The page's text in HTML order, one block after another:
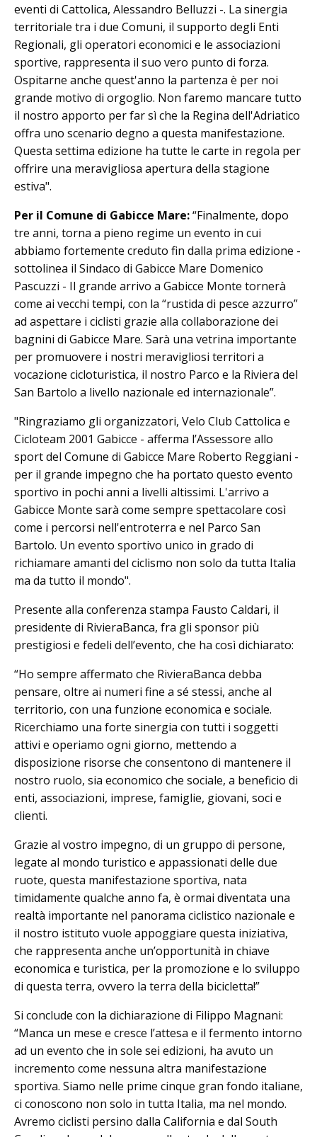
eventi di Cattolica, Alessandro Belluzzi -. La sinergia
territoriale tra i due Comuni, il supporto degli Enti
Regionali, gli operatori economici e le associazioni
sportive, rappresenta il suo vero punto di forza.
Ospitarne anche quest'anno la partenza è per noi
grande motivo di orgoglio. Non faremo mancare tutto
il nostro apporto per far sì che la Regina dell'Adriatico
offra uno scenario degno a questa manifestazione.
Questa settima edizione ha tutte le carte in regola per
offrire una meravigliosa apertura della stagione
estiva".
Per il Comune di Gabicce Mare:“Finalmente, dopo
tre anni, torna a pieno regime un evento in cui
abbiamo fortemente creduto fin dalla prima edizione -
sottolinea il Sindaco di Gabicce Mare Domenico
Pascuzzi - Il grande arrivo a Gabicce Monte tornerà
come ai vecchi tempi, con la “rustida di pesce azzurro”
ad aspettare i ciclisti grazie alla collaborazione dei
bagnini di Gabicce Mare. Sarà una vetrina importante
per promuovere i nostri meravigliosi territori a
vocazione cicloturistica, il nostro Parco e la Riviera del
San Bartolo a livello nazionale ed internazionale”.
"Ringraziamo gli organizzatori, Velo Club Cattolica e
Cicloteam 2001 Gabicce - afferma l’Assessore allo
sport del Comune di Gabicce Mare Roberto Reggiani -
per il grande impegno che ha portato questo evento
sportivo in pochi anni a livelli altissimi. L'arrivo a
Gabicce Monte sarà come sempre spettacolare così
come i percorsi nell'entroterra e nel Parco San
Bartolo. Un evento sportivo unico in grado di
richiamare amanti del ciclismo non solo da tutta Italia
ma da tutto il mondo".
Presente alla conferenza stampa Fausto Caldari, il
presidente di RivieraBanca, fra gli sponsor più
prestigiosi e fedeli dell’evento, che ha così dichiarato:
“Ho sempre affermato che RivieraBanca debba
pensare, oltre ai numeri fine a sé stessi, anche al
territorio, con una funzione economica e sociale.
Ricerchiamo una forte sinergia con tutti i soggetti
attivi e operiamo ogni giorno, mettendo a
disposizione risorse che consentono di mantenere il
nostro ruolo, sia economico che sociale, a beneficio di
enti, associazioni, imprese, famiglie, giovani, soci e
clienti.
Grazie al vostro impegno, di un gruppo di persone,
legate al mondo turistico e appassionati delle due
ruote, questa manifestazione sportiva, nata
timidamente qualche anno fa, è ormai diventata una
realtà importante nel panorama ciclistico nazionale e
il nostro istituto vuole appoggiare questa iniziativa,
che rappresenta anche un’opportunità in chiave
economica e turistica, per la promozione e lo sviluppo
di questa terra, ovvero la terra della bicicletta!”
Si conclude con la dichiarazione di Filippo Magnani:
“Manca un mese e cresce l’attesa e il fermento intorno
ad un evento che in sole sei edizioni, ha avuto un
incremento come nessuna altra manifestazione
sportiva. Siamo nelle prime cinque gran fondo italiane,
ci conoscono non solo in tutta Italia, ma nel mondo.
Avremo ciclisti persino dalla California e dal South